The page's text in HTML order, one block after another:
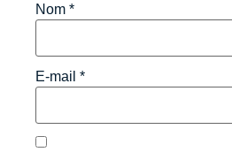
Nom *
E-mail *